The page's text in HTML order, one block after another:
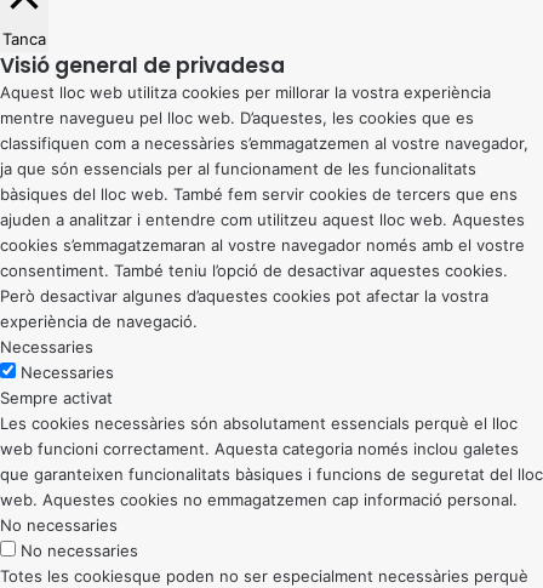
Tanca
Visió general de privadesa
Aquest lloc web utilitza cookies per millorar la vostra experiència
mentre navegueu pel lloc web. D’aquestes, les cookies que es
classifiquen com a necessàries s’emmagatzemen al vostre navegador,
ja que són essencials per al funcionament de les funcionalitats
bàsiques del lloc web. També fem servir cookies de tercers que ens
ajuden a analitzar i entendre com utilitzeu aquest lloc web. Aquestes
cookies s’emmagatzemaran al vostre navegador només amb el vostre
consentiment. També teniu l’opció de desactivar aquestes cookies.
Però desactivar algunes d’aquestes cookies pot afectar la vostra
experiència de navegació.
Necessaries
Necessaries
Sempre activat
Les cookies necessàries són absolutament essencials perquè el lloc
web funcioni correctament. Aquesta categoria només inclou galetes
que garanteixen funcionalitats bàsiques i funcions de seguretat del lloc
web. Aquestes cookies no emmagatzemen cap informació personal.
No necessaries
No necessaries
Totes les cookiesque poden no ser especialment necessàries perquè